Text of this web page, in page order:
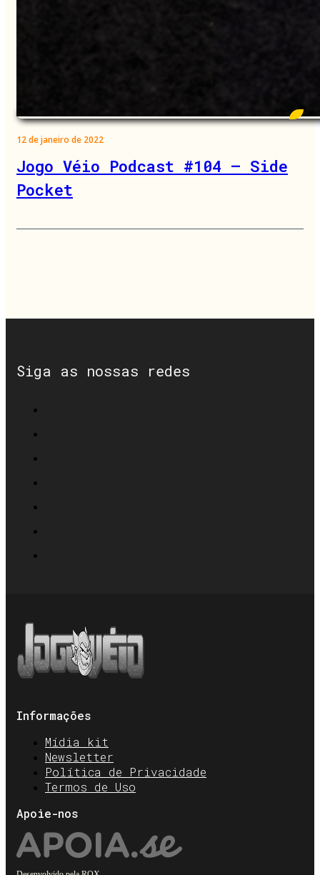
12 de janeiro de 2022
Jogo Véio Podcast #104 – Side
Pocket
Siga as nossas redes
Informações
Mídia kit
Newsletter
Política de Privacidade
Termos de Uso
Apoie-nos